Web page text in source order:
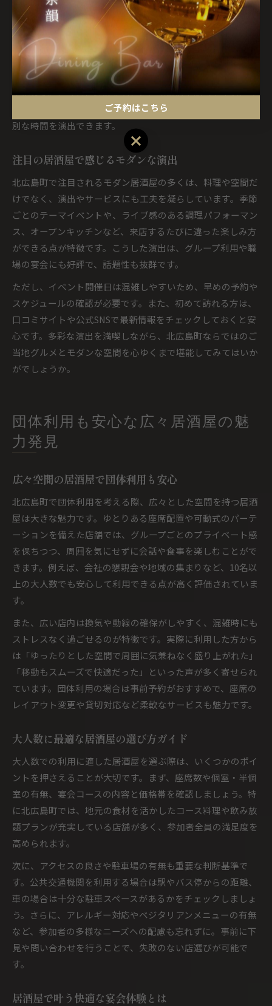
マルなシーンに対応できる店舗も増えています。お店選びの
際は、料理の内容やアレルギー対応、席のプライバシーなど
も事前に確認しておくと安心です。
実際に「アニバーサリー仕様のコース料理が良かった」「静
かな個室でゆっくり過ごせた」という口コミも多く寄せられ
ています。こうした経験をもとに、事前の下調べや予約、サ
プライズ演出の相談などを行うことで、より満足度の高い特
別な時間を演出できます。
注目の居酒屋で感じるモダンな演出
北広島町で注目されるモダン居酒屋の多くは、料理や空間だ
けでなく、演出やサービスにも工夫を凝らしています。季節
ごとのテーマイベントや、ライブ感のある調理パフォーマン
ス、オープンキッチンなど、来店するたびに違った楽しみ方
ができる点が特徴です。こうした演出は、グループ利用や職
場の宴会にも好評で、話題性も抜群です。
ただし、イベント開催日は混雑しやすいため、早めの予約や
スケジュールの確認が必要です。また、初めて訪れる方は、
口コミサイトや公式SNSで最新情報をチェックしておくと安
心です。多彩な演出を満喫しながら、北広島町ならではのご
当地グルメとモダンな空間を心ゆくまで堪能してみてはいか
がでしょうか。
団体利用も安心な広々居酒屋の魅
力発見
広々空間の居酒屋で団体利用も安心
北広島町で団体利用を考える際、広々とした空間を持つ居酒
屋は大きな魅力です。ゆとりある座席配置や可動式のパーテ
ーションを備えた店舗では、グループごとのプライベート感
を保ちつつ、周囲を気にせずに会話や食事を楽しむことがで
きます。例えば、会社の懇親会や地域の集まりなど、10名以
上の大人数でも安心して利用できる点が高く評価されていま
す。
また、広い店内は換気や動線の確保がしやすく、混雑時にも
ストレスなく過ごせるのが特徴です。実際に利用した方から
は「ゆったりとした空間で周囲に気兼ねなく盛り上がれた」
「移動もスムーズで快適だった」といった声が多く寄せられ
ています。団体利用の場合は事前予約がおすすめで、座席の
レイアウト変更や貸切対応など柔軟なサービスも魅力です。
大人数に最適な居酒屋の選び方ガイド
大人数での利用に適した居酒屋を選ぶ際は、いくつかのポイ
ントを押さえることが大切です。まず、座席数や個室・半個
室の有無、宴会コースの内容と価格帯を確認しましょう。特
に北広島町では、地元の食材を活かしたコース料理や飲み放
題プランが充実している店舗が多く、参加者全員の満足度を
高められます。
次に、アクセスの良さや駐車場の有無も重要な判断基準で
す。公共交通機関を利用する場合は駅やバス停からの距離、
車の場合は十分な駐車スペースがあるかをチェックしましょ
う。さらに、アレルギー対応やベジタリアンメニューの有無
など、参加者の多様なニーズへの配慮も忘れずに。事前に下
見や問い合わせを行うことで、失敗のない店選びが可能で
す。
居酒屋で叶う快適な宴会体験とは
ご予約はこちら
ご予約はこちら